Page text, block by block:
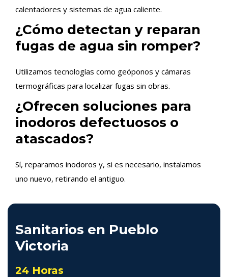
calentadores y sistemas de agua caliente.
¿Cómo detectan y reparan
fugas de agua sin romper?
Utilizamos tecnologías como geóponos y cámaras
termográficas para localizar fugas sin obras.
¿Ofrecen soluciones para
inodoros defectuosos o
atascados?
Sí, reparamos inodoros y, si es necesario, instalamos
uno nuevo, retirando el antiguo.
Sanitarios en Pueblo
Victoria
24 Horas